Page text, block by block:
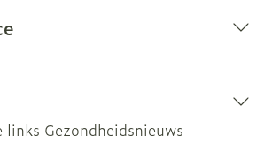
links Gezondheidsnieuws